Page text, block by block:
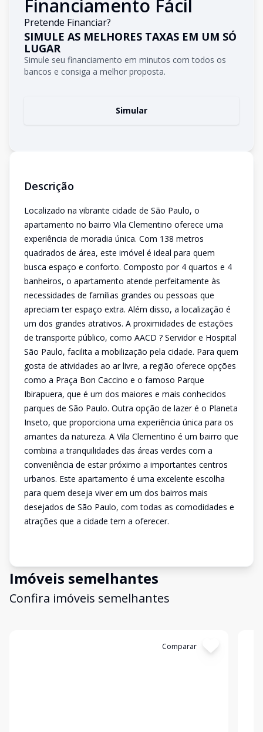
Financiamento Fácil
Pretende Financiar?
SIMULE AS MELHORES TAXAS EM UM SÓ
LUGAR
Simule seu financiamento em minutos com todos os
bancos e consiga a melhor proposta.
Simular
Descrição
Localizado na vibrante cidade de São Paulo, o
apartamento no bairro Vila Clementino oferece uma
experiência de moradia única. Com 138 metros
quadrados de área, este imóvel é ideal para quem
busca espaço e conforto. Composto por 4 quartos e 4
banheiros, o apartamento atende perfeitamente às
necessidades de famílias grandes ou pessoas que
apreciam ter espaço extra. Além disso, a localização é
um dos grandes atrativos. A proximidades de estações
de transporte público, como AACD ? Servidor e Hospital
São Paulo, facilita a mobilização pela cidade. Para quem
gosta de atividades ao ar livre, a região oferece opções
como a Praça Bon Caccino e o famoso Parque
Ibirapuera, que é um dos maiores e mais conhecidos
parques de São Paulo. Outra opção de lazer é o Planeta
Inseto, que proporciona uma experiência única para os
amantes da natureza. A Vila Clementino é um bairro que
combina a tranquilidades das áreas verdes com a
conveniência de estar próximo a importantes centros
urbanos. Este apartamento é uma excelente escolha
para quem deseja viver em um dos bairros mais
desejados de São Paulo, com todas as comodidades e
atrações que a cidade tem a oferecer.
Imóveis semelhantes
Confira imóveis semelhantes
Comparar